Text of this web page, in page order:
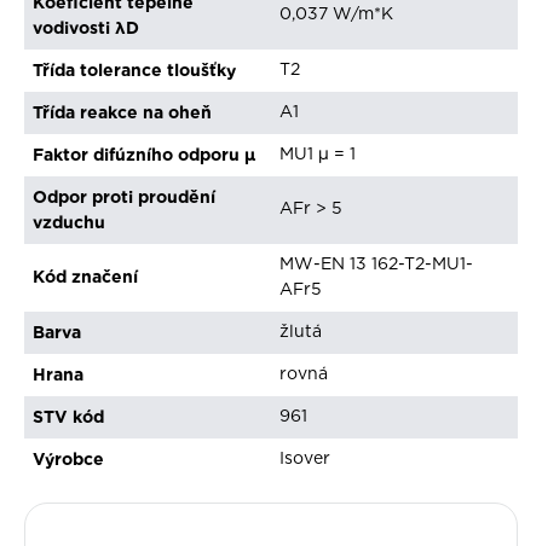
vodivosti λD
0,037 W/m*K
Třída tolerance tloušťky T2
Třída reakce na oheň A1
Faktor difúzního odporu μ MU1 µ = 1
Odpor proti proudění
vzduchu
AFr > 5
Kód značení
MW-EN 13 162-T2-MU1-
AFr5
Barva žlutá
Hrana rovná
STV kód 961
Výrobce Isover